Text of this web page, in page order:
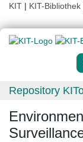
KIT | KIT-Bibliothek
Repository